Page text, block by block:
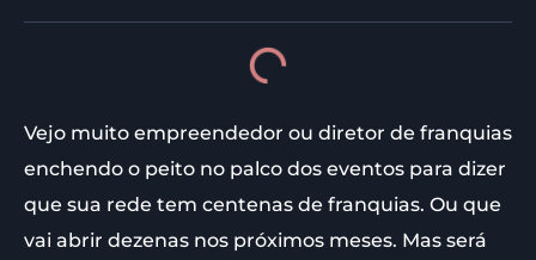
Vejo muito empreendedor ou diretor de franquias
enchendo o peito no palco dos eventos para dizer
que sua rede tem centenas de franquias. Ou que
vai abrir dezenas nos próximos meses. Mas será